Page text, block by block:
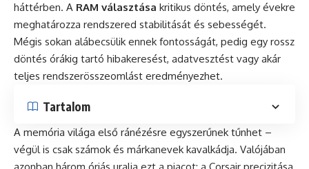
háttérben. A RAM választása kritikus döntés, amely évekre
meghatározza rendszered stabilitását és sebességét.
Mégis sokan alábecsülik ennek fontosságát, pedig egy rossz
döntés órákig tartó hibakeresést, adatvesztést vagy akár
teljes rendszerösszeomlást eredményezhet.
Tartalom
A memória világa első ránézésre egyszerűnek tűnhet –
végül is csak számok és márkanevek kavalkádja. Valójában